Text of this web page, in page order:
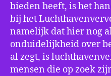
bieden heeft, is het
bij het
namelijk dat hier nog
onduidelijkheid over
al zegt, is
mensen die op zoek